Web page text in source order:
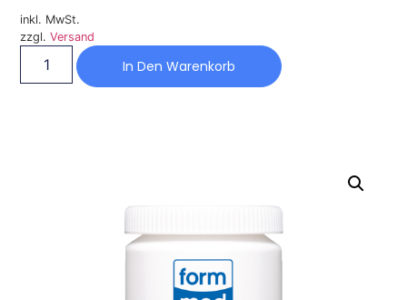
inkl. MwSt.
zzgl.Versand
In Den Warenkorb